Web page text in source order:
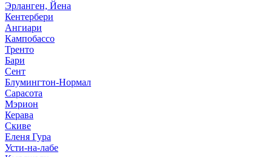
Эрланген, Йена
Кентербери
Ангиари
Кампобассо
Тренто
Бари
Сент
Блумингтон-Нормал
Сарасота
Мэрион
Керава
Скиве
Еленя Гура
Усти-на-лабе